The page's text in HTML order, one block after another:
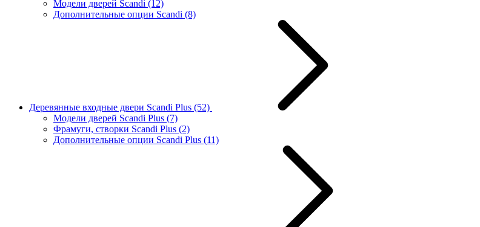
Модели дверей Scandi (12)
Дополнительные опции Scandi (8)
Деревянные входные двери Scandi Plus (52)
Модели дверей Scandi Plus (7)
Фрамуги, створки Scandi Plus (2)
Дополнительные опции Scandi Plus (11)